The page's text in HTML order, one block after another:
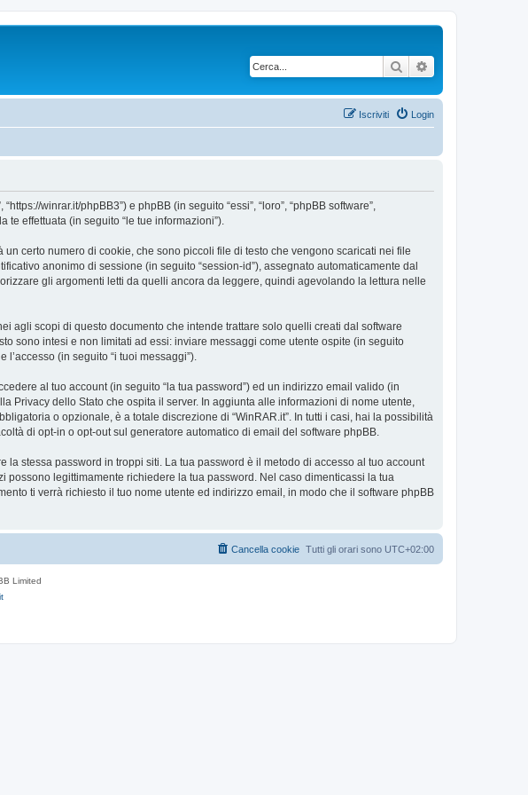
Cerca
Login
Iscriviti
winrar.it/phpBB3”) e phpBB (in seguito “essi”, “loro”, “phpBB software”,
te effettuata (in seguito “le tue informazioni”).
certo numero di cookie, che sono piccoli file di testo che vengono scaricati nei file
anonimo di sessione (in seguito “session-id”), assegnato automaticamente dal
gli argomenti letti da quelli ancora da leggere, quindi agevolando la lettura nelle
agli scopi di questo documento che intende trattare solo quelli creati dal software
sono intesi e non limitati ad essi: inviare messaggi come utente ospite (in seguito
(in seguito “i tuoi messaggi”).
al tuo account (in seguito “la tua password”) ed un indirizzo email valido (in
Privacy dello Stato che ospita il server. In aggiunta alle informazioni di nome utente,
o opzionale, è a totale discrezione di “WinRAR.it”. In tutti i casi, hai la possibilità
di opt-in o opt-out sul generatore automatico di email del software phpBB.
stessa password in troppi siti. La tua password è il metodo di accesso al tuo account
possono legittimamente richiedere la tua password. Nel caso dimenticassi la tua
ti verrà richiesto il tuo nome utente ed indirizzo email, in modo che il software phpBB
Tutti gli orari sono UTC+02:00
Cancella cookie
Limited